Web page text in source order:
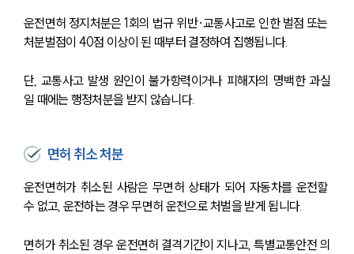
운전면허 정지처분은 1회의 법규 위반·교통사고로 인한 벌점 또는
처분벌점이 40점 이상이 된 때부터 결정하여 집행됩니다.
단, 교통사고 발생 원인이 불가항력이거나 피해자의 명백한 과실
일 때에는 행정처분을 받지 않습니다.
면허 취소 처분
운전면허가 취소된 사람은 무면허 상태가 되어 자동차를 운전할
수 없고, 운전하는 경우 무면허 운전으로 처벌을 받게 됩니다.
면허가 취소된 경우 운전면허 결격기간이 지나고, 특별교통안전 의